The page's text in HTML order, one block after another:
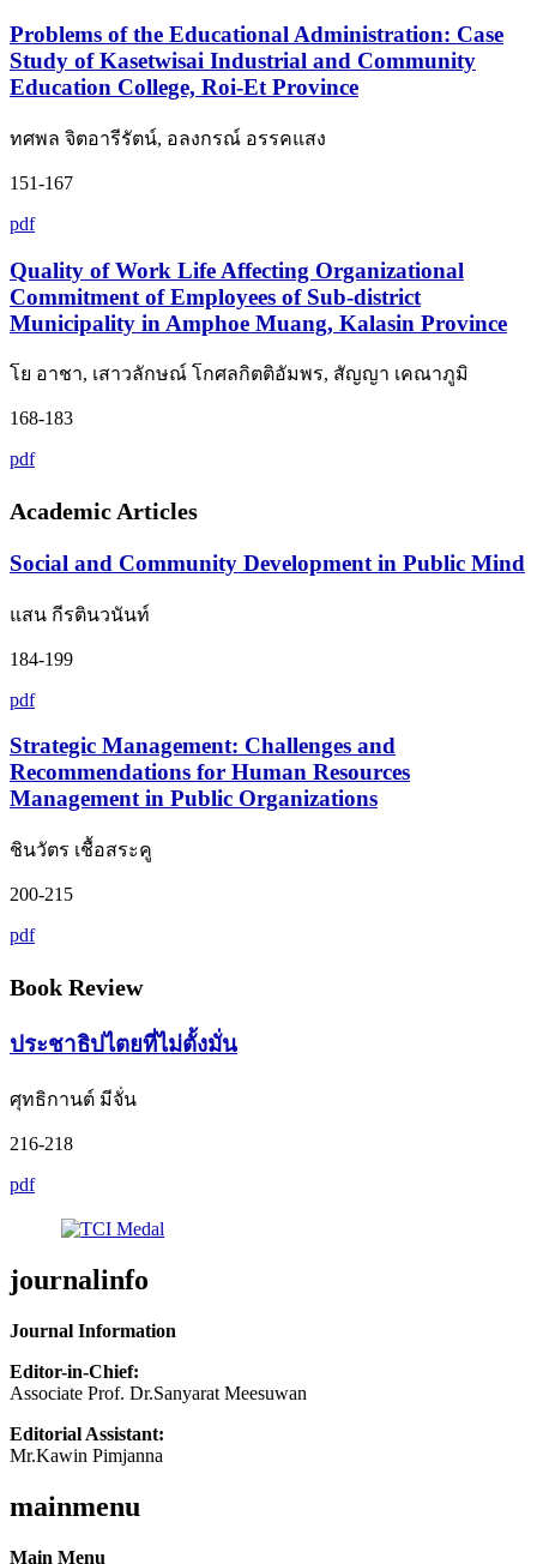
Problems of the Educational Administration: Case
Study of Kasetwisai Industrial and Community
Education College, Roi-Et Province
ทศพล จิตอารีรัตน์, อลงกรณ์ อรรคแสง
151-167
pdf
Quality of Work Life Affecting Organizational
Commitment of Employees of Sub-district
Municipality in Amphoe Muang, Kalasin Province
โย อาชา, เสาวลักษณ์ โกศลกิตติอัมพร, สัญญา เคณาภูมิ
168-183
pdf
Academic Articles
Social and Community Development in Public Mind
แสน กีรตินวนันท์
184-199
pdf
Strategic Management: Challenges and
Recommendations for Human Resources
Management in Public Organizations
ชินวัตร เชื้อสระคู
200-215
pdf
Book Review
ประชาธิปไตยที่ไม่ตั้งมั่น
ศุทธิกานต์ มีจั่น
216-218
pdf
journalinfo
Journal Information
Editor-in-Chief:
Associate Prof. Dr.Sanyarat Meesuwan
Editorial Assistant:
Mr.Kawin Pimjanna
mainmenu
Main Menu